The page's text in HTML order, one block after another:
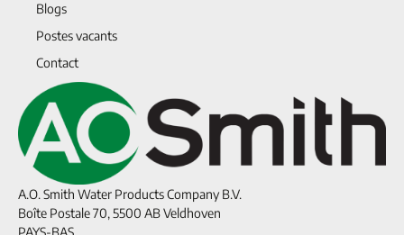
Blogs
Postes vacants
Contact
A.O. Smith Water Products Company B.V.
Boîte Postale 70, 5500 AB Veldhoven